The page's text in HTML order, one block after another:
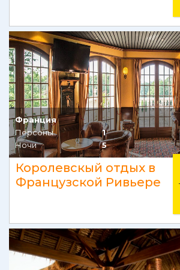
Франция
Персоны
1
Ночи
5
Королевскый отдых в
Французской Ривьере